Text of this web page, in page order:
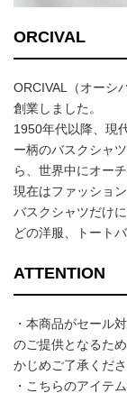
ORCIVAL
ORCIVAL（オーシ
創業しました。
1950年代以降、現
ー柄のバスクシャ
ら、世界中にオー
現在はファッショ
バスクシャツだけ
どの洋服、トート
ATTENTION
・本商品がセール
のご提供となるた
かじめご了承くださ
・こちらのアイテ